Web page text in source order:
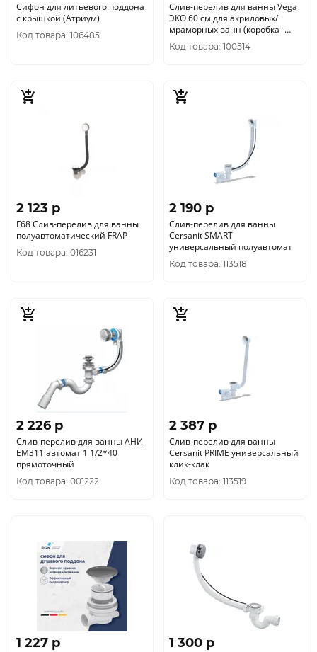
Сифон для литьевого поддона
c крышкой (Атриум)
Код товара: 106485
Слив-перелив для ванны Vega
ЭКО 60 см для акриловых/
мраморных ванн (коробка -
упаковка)
Код товара: 100514
2 123 p
F68 Слив-перелив для ванны
полуавтоматический FRAP
Код товара: 016231
2 190 p
Слив-перелив для ванны
Cersanit SMART
универсальный полуавтомат
Код товара: 113518
2 226 p
Слив-перелив для ванны АНИ
ЕМ311 автомат 1 1/2*40
прямоточный
Код товара: 001222
2 387 p
Слив-перелив для ванны
Cersanit PRIME универсальный
клик-клак
Код товара: 113519
1 227 p 1 300 p